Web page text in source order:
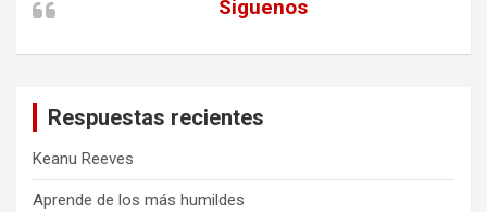
Siguenos
Respuestas recientes
Keanu Reeves
Aprende de los más humildes